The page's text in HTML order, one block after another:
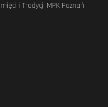
i Tradycji MPK Poznań